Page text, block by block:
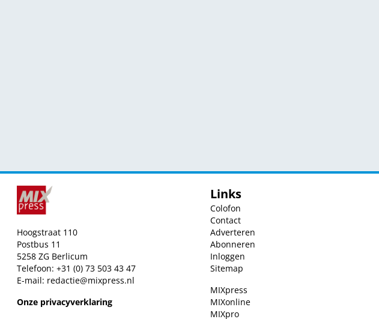
Hoogstraat 110
Postbus 11
5258 ZG Berlicum
Telefoon: +31 (0) 73 503 43 47
E-mail: redactie@mixpress.nl
Onze privacyverklaring
Links
Colofon
Contact
Adverteren
Abonneren
Inloggen
Sitemap
MIXpress
MIXonline
MIXpro